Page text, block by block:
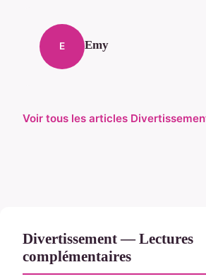
E Emy
Voir tous les articles
Divertissement — Lectures
complémentaires